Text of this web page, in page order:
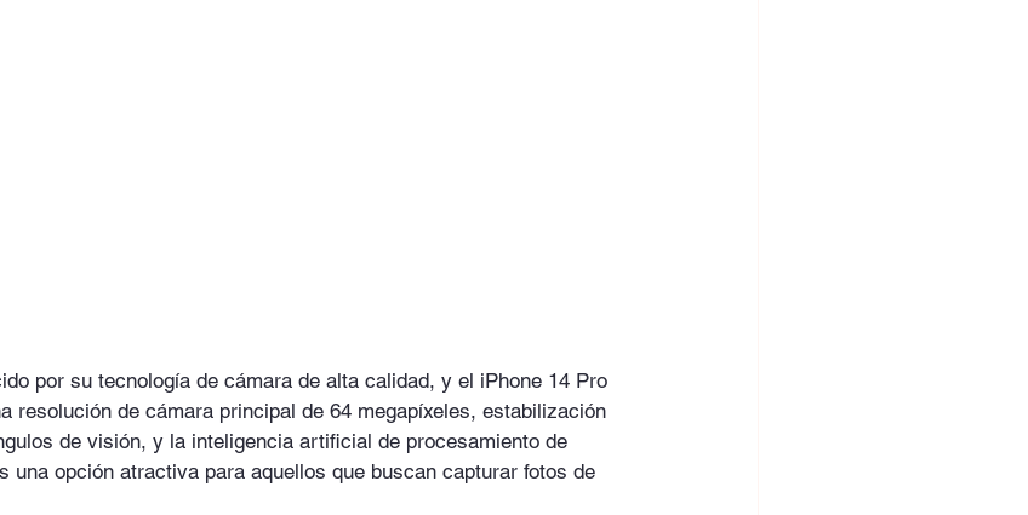
por su tecnología de cámara de alta calidad, y el iPhone 14 Pro
resolución de cámara principal de 64 megapíxeles, estabilización
de visión, y la inteligencia artificial de procesamiento de
una opción atractiva para aquellos que buscan capturar fotos de